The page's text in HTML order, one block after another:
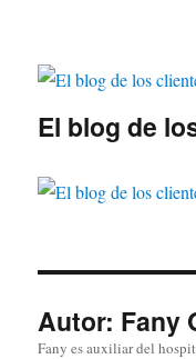
El blog de
Autor: Fany
Fany es auxiliar del